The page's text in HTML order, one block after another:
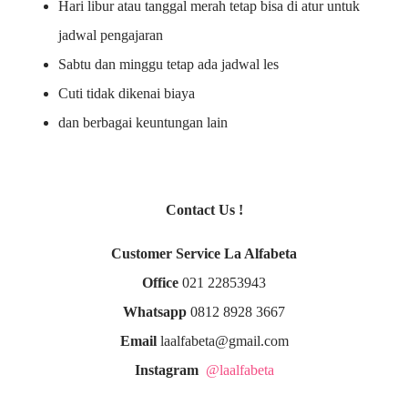
Hari libur atau tanggal merah tetap bisa di atur untuk
jadwal pengajaran
Sabtu dan minggu tetap ada jadwal les
Cuti tidak dikenai biaya
dan berbagai keuntungan lain
Contact Us !
Customer Service La Alfabeta
Office 021 22853943
Whatsapp 0812 8928 3667
Emaillaalfabeta@gmail.com
Instagram @laalfabeta